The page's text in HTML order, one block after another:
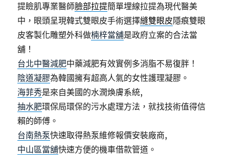
提瞼肌專業醫師臉部拉提簡單埋線拉提為現代醫美
中，眼頭呈現韓式雙眼皮手術選擇縫雙眼皮隱痕雙眼
皮客製化雕塑外科做楠梓當舖是政府立案的合法當
舖！
台北中醫減肥中藥減肥有效實例多消脂不易復胖！
陰道凝膠為韓國擁有超高人氣的女性護理凝膠。
海菲秀是來自美國的水潤煥膚系統,
抽水肥環保局環保的污水處理方法，就找技術值得信
賴的師傅。
台南熱泵快速取得熱泵維修報價安裝廠商,
中山區當舖快速方便的機車借款管道。